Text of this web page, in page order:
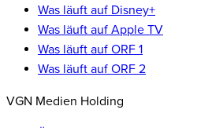
Was läuft auf Disney+
Was läuft auf Apple TV
Was läuft auf ORF 1
Was läuft auf ORF 2
VGN Medien Holding